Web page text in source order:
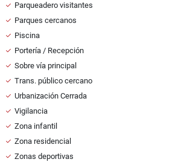
Parqueadero visitantes
Parques cercanos
Piscina
Portería / Recepción
Sobre vía principal
Trans. público cercano
Urbanización Cerrada
Vigilancia
Zona infantil
Zona residencial
Zonas deportivas